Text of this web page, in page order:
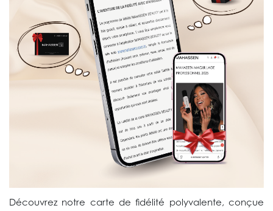
Découvrez notre carte de fidélité polyvalente, conçue